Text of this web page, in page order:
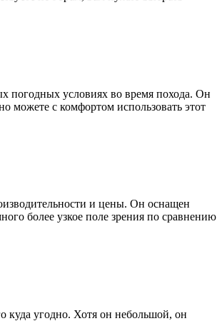
погодных условиях во время похода. Он
можете с комфортом использовать этот
и цены. Он оснащен
более узкое поле зрения по сравнению
куда угодно. Хотя он небольшой, он